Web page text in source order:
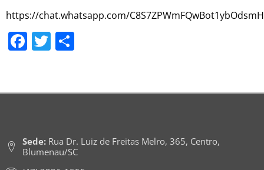
https://chat.whatsapp.com/C8S7ZPWmFQwBot1ybOdsmH
Facebook
Twitter
Sede:Rua Dr. Luiz de Freitas Melro, 365, Centro,
Blumenau/SC